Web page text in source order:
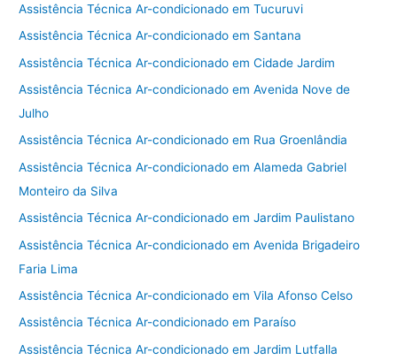
Assistência Técnica Ar-condicionado em Tucuruvi
Assistência Técnica Ar-condicionado em Santana
Assistência Técnica Ar-condicionado em Cidade Jardim
Assistência Técnica Ar-condicionado em Avenida Nove de
Julho
Assistência Técnica Ar-condicionado em Rua Groenlândia
Assistência Técnica Ar-condicionado em Alameda Gabriel
Monteiro da Silva
Assistência Técnica Ar-condicionado em Jardim Paulistano
Assistência Técnica Ar-condicionado em Avenida Brigadeiro
Faria Lima
Assistência Técnica Ar-condicionado em Vila Afonso Celso
Assistência Técnica Ar-condicionado em Paraíso
Assistência Técnica Ar-condicionado em Jardim Lutfalla